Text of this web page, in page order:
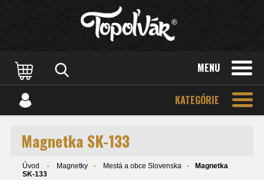
MENU
KATEGÓRIE
Magnetka SK-133
Úvod Magnetky Mestá a obce Slovenska
Magnetka
SK-133